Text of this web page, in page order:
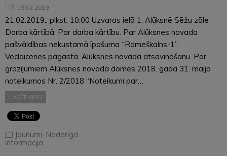
19.02.2019
21.02.2019., plkst. 10:00 Uzvaras ielā 1, Alūksnē Sēžu zāle
Darba kārtībā: Par darba kārtību. Par Alūksnes novada
pašvāldības nekustamā īpašuma “Romeškalns-1”,
Veclaicenes pagastā, Alūksnes novadā atsavināšanu. Par
grozījumiem Alūksnes novada domes 2018. gada 31. maija
noteikumos Nr. 2/2018 “Noteikumi par…
LASĪT VISU
Jaunumi Noderīga
informācija